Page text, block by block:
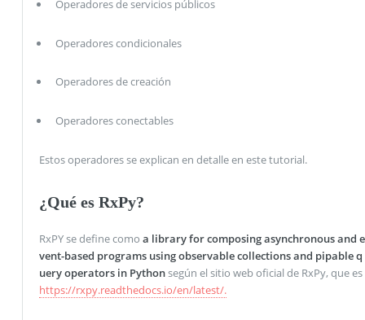
Operadores de servicios públicos
Operadores condicionales
Operadores de creación
Operadores conectables
Estos operadores se explican en detalle en este tutorial.
¿Qué es RxPy?
RxPY se define como a library for composing asynchronous and e
vent-based programs using observable collections and pipable q
uery operators in Pythonsegún el sitio web oficial de RxPy, que es
https://rxpy.readthedocs.io/en/latest/.